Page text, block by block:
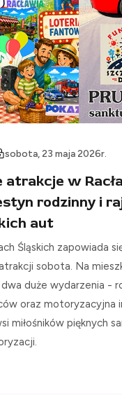
sobota, 23 maja 2026r.
atrakcje w
rodzinny i
aut
Śląskich zapowiada
sobota. Na
duże wydarzenia -
oraz motoryzacyjna
miłośników pięknych